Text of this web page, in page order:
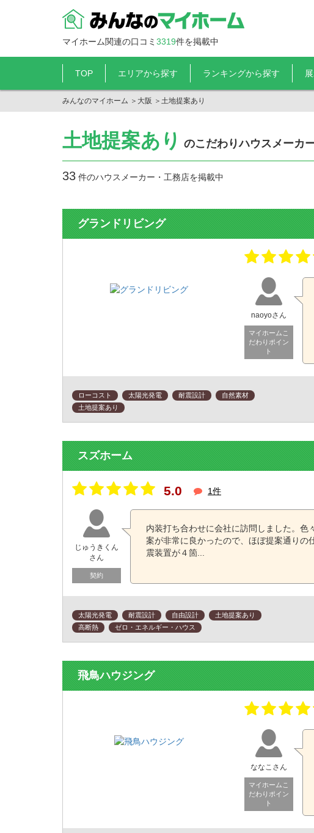
マイホーム関連の口コミ 3319件を掲載中
TOP エリアから探す ランキングから探す
みんなのマイホーム ＞ 大阪 ＞ 土地提案あり
土地提案あり のこだわりハウスメーカ
33 件のハウスメーカー・工務店を掲載中
グランドリビング
naoyoさん
マイホームこ
だわりポイン
ト
ローコスト 太陽光発電 耐震設計
自然素材
土地提案あり
スズホーム
5.0 1件
じゅうきくん
さん
契約
内装打ち合わせに会社に訪問しました。
案が非常に良かったので、ほぼ提案通りの
震装置が４箇...
太陽光発電 耐震設計 自由設計
土地提案あり
高断熱
ゼロ・エネルギー・ハウス
飛鳥ハウジング
ななこさん
マイホームこ
だわりポイン
ト